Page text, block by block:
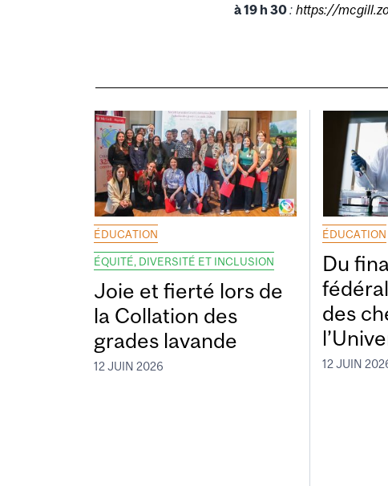
à 19 h 30: https://
ÉDUCATION
ÉQUITÉ, DIVERSITÉ ET INCLUSION
Joie et fierté lors de
la Collation des
grades lavande
12 JUIN 2026
ÉDUCATION
Du
des
12 JUIN